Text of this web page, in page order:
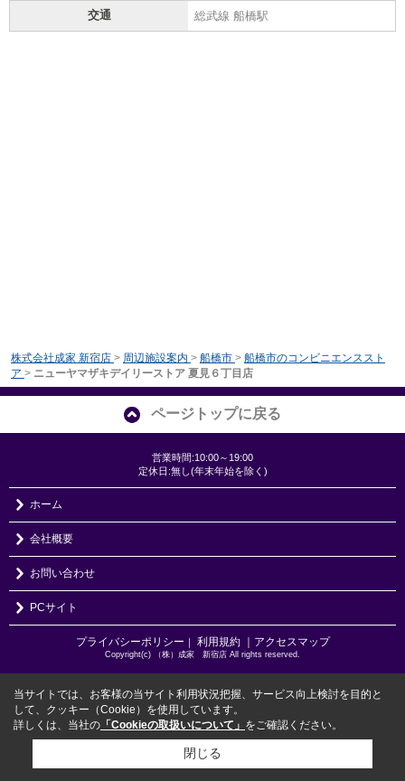
交通 総武線 船橋駅
株式会社成家 新宿店 > 周辺施設案内 > 船橋市 > 船橋市のコンビニエンススト
ア > ニューヤマザキデイリーストア 夏見６丁目店
ページトップに戻る
営業時間:10:00～19:00
定休日:無し(年末年始を除く)
ホーム
会社概要
お問い合わせ
PCサイト
プライバシーポリシー ｜ 利用規約 ｜アクセスマップ
Copyright(c) （株）成家 新宿店 All rights reserved.
当サイトでは、お客様の当サイト利用状況把握、サービス向上検討を目的と
して、クッキー（Cookie）を使用しています。
詳しくは、当社の 「Cookieの取扱いについて」 をご確認ください。
閉じる